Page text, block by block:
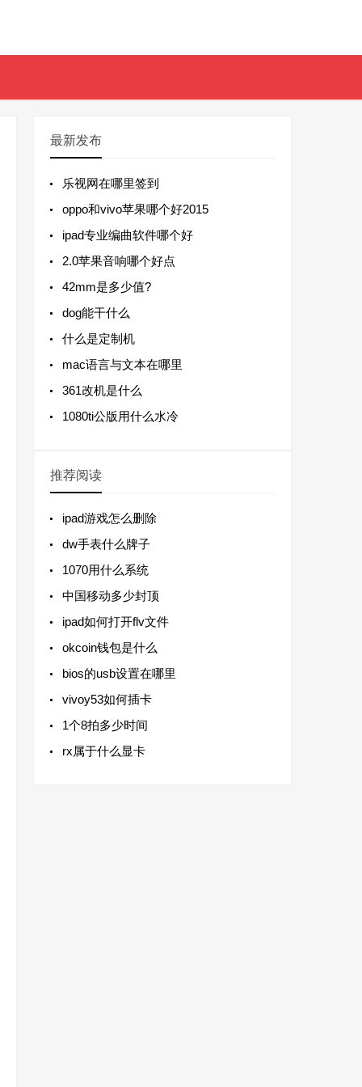
最新发布
乐视网在哪里签到
oppo和vivo苹果哪个好2015
ipad专业编曲软件哪个好
2.0苹果音响哪个好点
42mm是多少值?
dog能干什么
什么是定制机
mac语言与文本在哪里
361改机是什么
1080ti公版用什么水冷
推荐阅读
ipad游戏怎么删除
dw手表什么牌子
1070用什么系统
中国移动多少封顶
ipad如何打开flv文件
okcoin钱包是什么
bios的usb设置在哪里
vivoy53如何插卡
1个8拍多少时间
rx属于什么显卡